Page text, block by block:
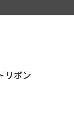
リボン